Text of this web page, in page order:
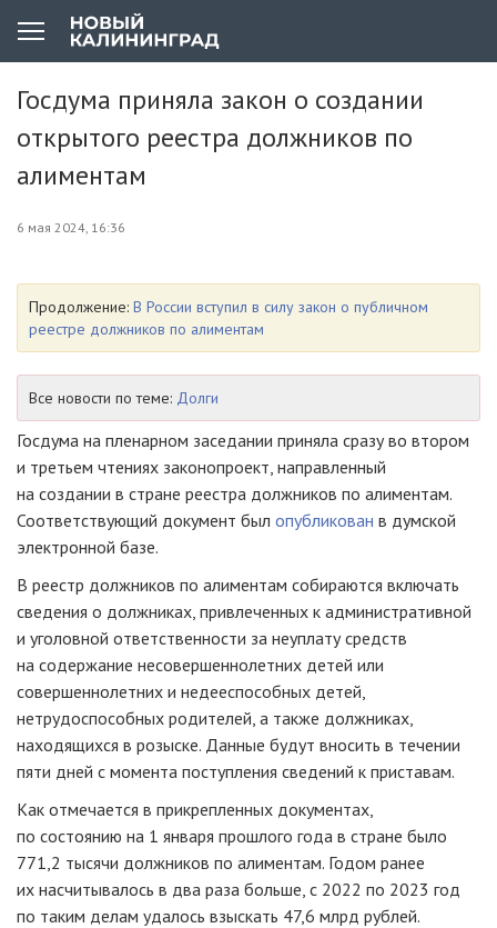
Госдума приняла закон о создании
открытого реестра должников по
алиментам
6 мая 2024, 16:36
Продолжение: В России вступил в силу закон о публичном
реестре должников по алиментам
Все новости по теме: Долги
Госдума на пленарном заседании приняла сразу во втором
и третьем чтениях законопроект, направленный
на создании в стране реестра должников по алиментам.
Соответствующий документ был опубликован в думской
электронной базе.
В реестр должников по алиментам собираются включать
сведения о должниках, привлеченных к административной
и уголовной ответственности за неуплату средств
на содержание несовершеннолетних детей или
совершеннолетних и недееспособных детей,
нетрудоспособных родителей, а также должниках,
находящихся в розыске. Данные будут вносить в течении
пяти дней с момента поступления сведений к приставам.
Как отмечается в прикрепленных документах,
по состоянию на 1 января прошлого года в стране было
771,2 тысячи должников по алиментам. Годом ранее
их насчитывалось в два раза больше, с 2022 по 2023 год
по таким делам удалось взыскать 47,6 млрд рублей.